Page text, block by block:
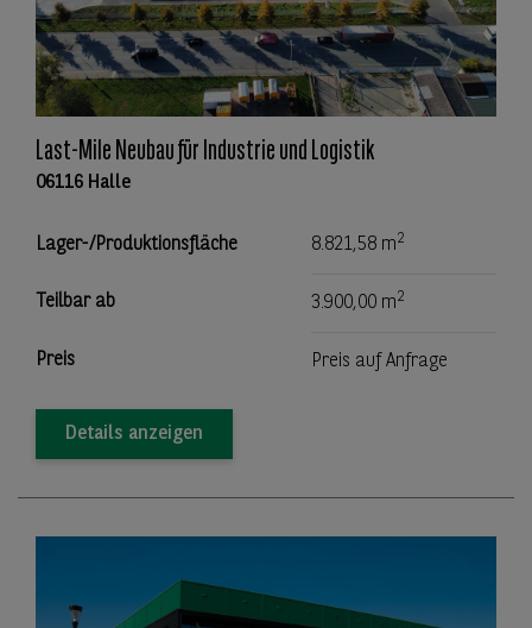
Last-Mile Neubau für Industrie und Logistik
06116 Halle
Lager-/Produktionsfläche 8.821,58 m2
Teilbar ab 3.900,00 m2
Preis Preis auf Anfrage
Details anzeigen